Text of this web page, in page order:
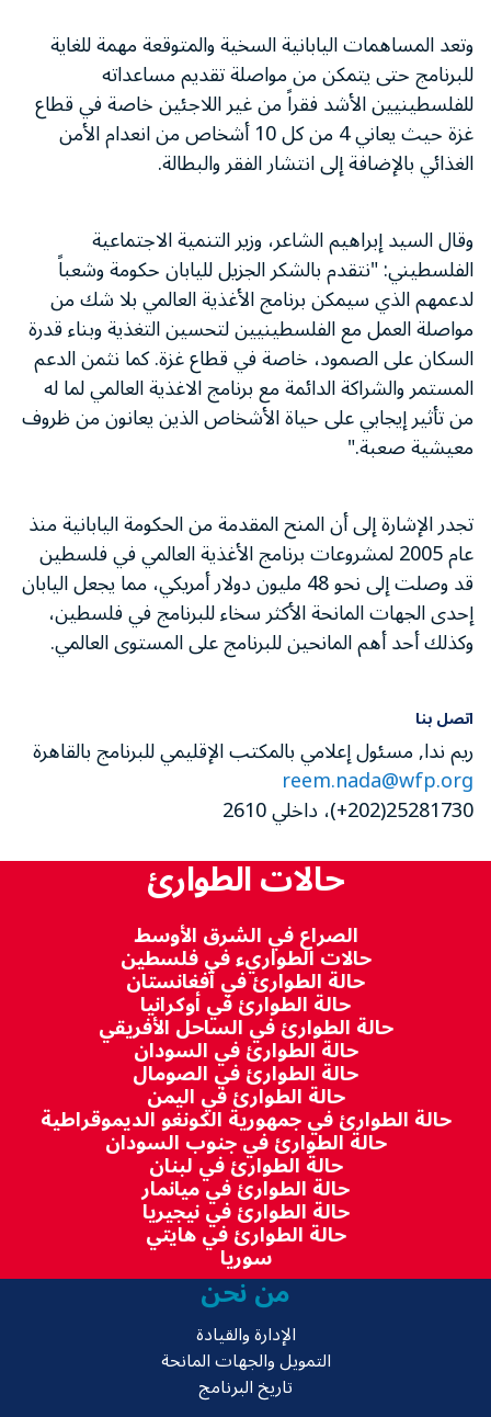
وتعد المساهمات اليابانية السخية والمتوقعة مهمة للغاية
للبرنامج حتى يتمكن من مواصلة تقديم مساعداته
للفلسطينيين الأشد فقراً من غير اللاجئين خاصة في قطاع
غزة حيث يعاني 4 من كل 10 أشخاص من انعدام الأمن
الغذائي بالإضافة إلى انتشار الفقر والبطالة.
وقال السيد إبراهيم الشاعر، وزير التنمية الاجتماعية
الفلسطيني: "نتقدم بالشكر الجزيل لليابان حكومة وشعباً
لدعمهم الذي سيمكن برنامج الأغذية العالمي بلا شك من
مواصلة العمل مع الفلسطينيين لتحسين التغذية وبناء قدرة
السكان على الصمود، خاصة في قطاع غزة. كما نثمن الدعم
المستمر والشراكة الدائمة مع برنامج الاغذية العالمي لما له
من تأثير إيجابي على حياة الأشخاص الذين يعانون من ظروف
معيشية صعبة."
تجدر الإشارة إلى أن المنح المقدمة من الحكومة اليابانية منذ
عام 2005 لمشروعات برنامج الأغذية العالمي في فلسطين
قد وصلت إلى نحو 48 مليون دولار أمريكي، مما يجعل اليابان
إحدى الجهات المانحة الأكثر سخاء للبرنامج في فلسطين،
وكذلك أحد أهم المانحين للبرنامج على المستوى العالمي.
اتصل بنا
ريم ندا, مسئول إعلامي بالمكتب الإقليمي للبرنامج بالقاهرة
reem.nada@wfp.org
25281730(202+)، داخلي 2610
حالات الطوارئ
الصراع في الشرق الأوسط
حالات الطواريء في فلسطين
حالة الطوارئ في أفغانستان
حالة الطوارئ في أوكرانيا
حالة الطوارئ في الساحل الأفريقي
حالة الطوارئ في السودان
حالة الطوارئ في الصومال
حالة الطوارئ في اليمن
حالة الطوارئ في جمهورية الكونغو الديموقراطية
حالة الطوارئ في جنوب السودان
حالة الطوارئ في لبنان
حالة الطوارئ في ميانمار
حالة الطوارئ في نيجيريا
حالة الطوارئ في هايتي
سوريا
من نحن
الإدارة والقيادة
التمويل والجهات المانحة
تاريخ البرنامج